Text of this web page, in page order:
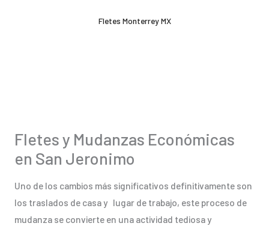
Fletes Monterrey MX
Fletes y Mudanzas Económicas
en San Jeronimo
Uno de los cambios más significativos definitivamente son
los traslados de casa y lugar de trabajo, este proceso de
mudanza se convierte en una actividad tediosa y